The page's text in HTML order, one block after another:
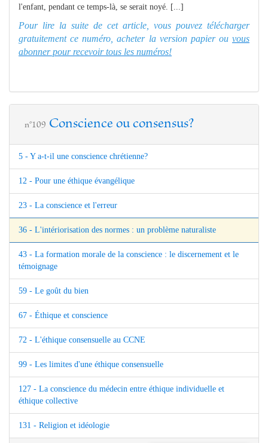
l'enfant, pendant ce temps-là, se serait noyé. [...]
Pour lire la suite de cet article, vous pouvez télécharger
gratuitement ce numéro, acheter la version papier ou vous
abonner pour recevoir tous les numéros!
n°109 Conscience ou consensus?
5 - Y a-t-il une conscience chrétienne?
12 - Pour une éthique évangélique
23 - La conscience et l'erreur
36 - L'intériorisation des normes : un problème naturaliste
43 - La formation morale de la conscience : le discernement et le
témoignage
59 - Le goût du bien
67 - Éthique et conscience
72 - L'éthique consensuelle au CCNE
99 - Les limites d'une éthique consensuelle
127 - La conscience du médecin entre éthique individuelle et
éthique collective
131 - Religion et idéologie